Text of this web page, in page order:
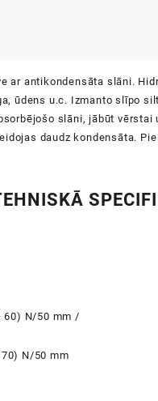
ar antikondensāta slāni.
ūdens u.c. Izmanto slīpo
slāni, jābūt
daudz kondensāta.
60) N/50 mm /
N/50 mm